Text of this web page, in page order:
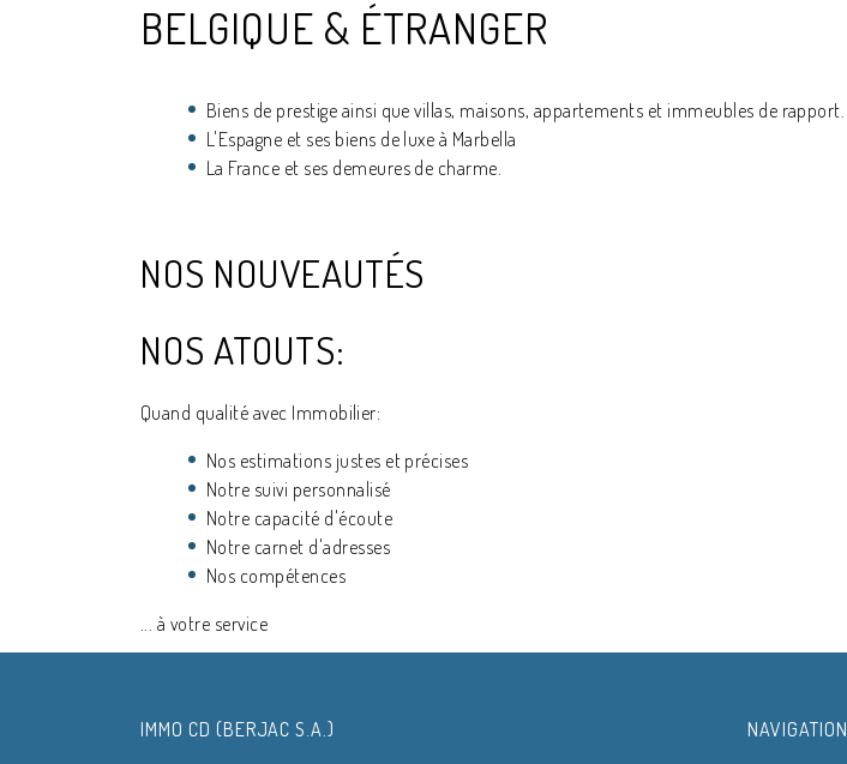
BELGIQUE & ÉTRANGER
Biens de prestige ainsi que villas, maisons, appartements et immeubles de rapport.
L'Espagne et ses biens de luxe à Marbella
La France et ses demeures de charme.
NOS NOUVEAUTÉS
NOS ATOUTS:
Quand qualité avec Immobilier:
Nos estimations justes et précises
Notre suivi personnalisé
Notre capacité d'écoute
Notre carnet d'adresses
Nos compétences
... à votre service
IMMO CD (BERJAC S.A.) NAVIGATION